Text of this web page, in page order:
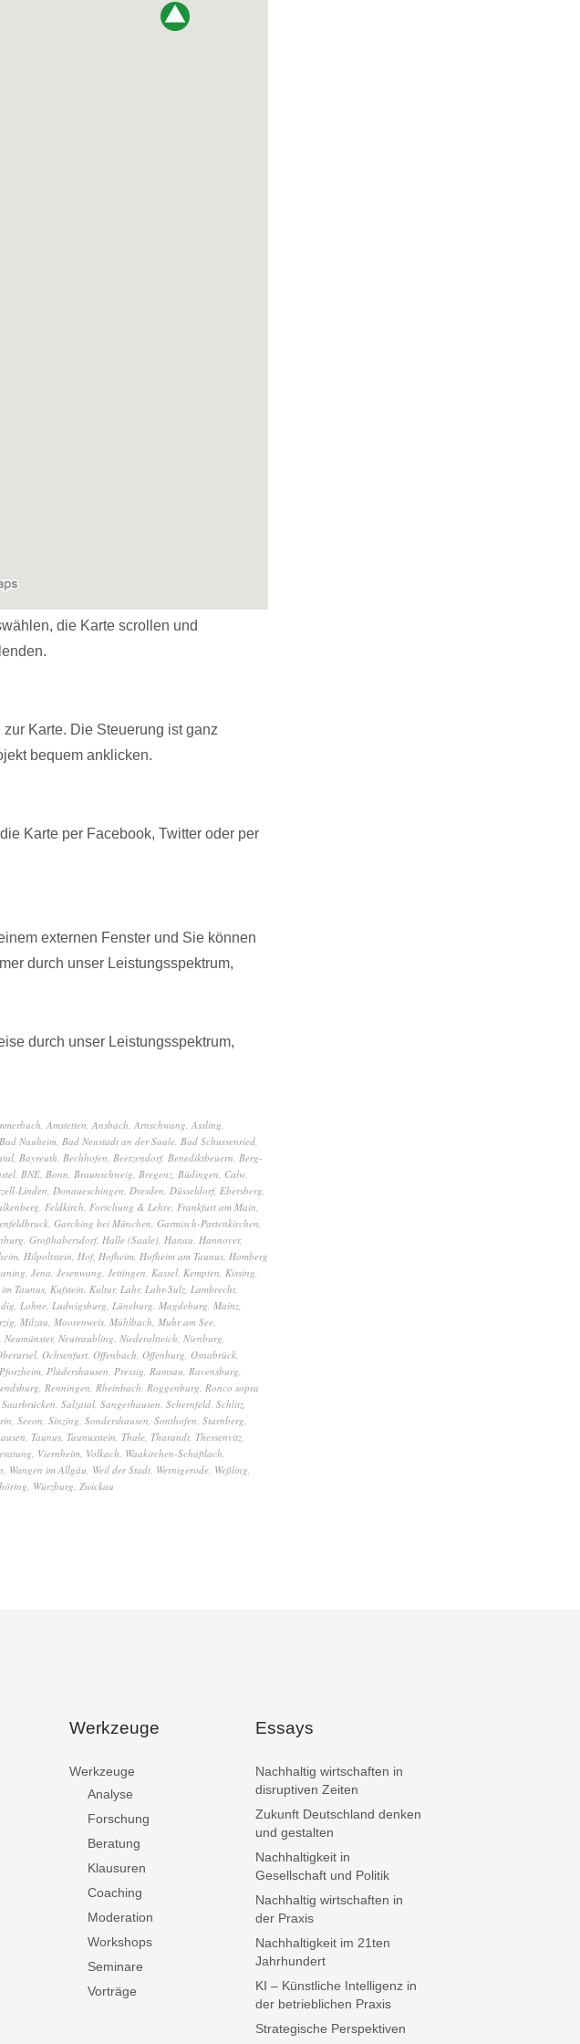
die Karte scrollen und
Karte. Die Steuerung ist ganz
bequem anklicken.
Karte per Facebook, Twitter oder per
externen Fenster und Sie können
durch unser Leistungsspektrum,
durch unser Leistungsspektrum,
, Amstetten, Ansbach, Arnschwang, Assling,
Bad Nauheim, Bad Neustadt an der Saale, Bad Schussenried,
, Bayreuth, Bechhofen, Beetzendorf, Benediktbeuern, Berg-
, BNE, Bonn, Braunschweig, Bregenz, Büdingen, Calw,
Linden, Donaueschingen, Dresden, Düsseldorf, Ebersberg,
, Feldkirch, Forschung & Lehre, Frankfurt am Main,
, Garching bei München, Garmisch-Partenkirchen,
, Großhabersdorf, Halle (Saale), Hanau, Hannover,
, Hilpoltstein, Hof, Hofheim, Hofheim am Taunus, Homberg
, Jena, Jesenwang, Jettingen, Kassel, Kempten, Kissing,
Taunus, Kufstein, Kultur, Lahr, Lahr-Sulz, Lambrecht,
, Lohne, Ludwigsburg, Lüneburg, Magdeburg, Mainz,
, Milzau, Moorenweis, Mühlbach, Muhr am See,
, Neumünster, Neutraubling, Niederaltteich, Nienburg,
, Ochsenfurt, Offenbach, Offenburg, Osnabrück,
Pforzheim, Plüdershausen, Pressig, Ramsau, Ravensburg,
, Renningen, Rheinbach, Roggenburg, Ronco sopra
Saarbrücken, Salzatal, Sangerhausen, Schernfeld, Schlitz,
, Seeon, Sinzing, Sondershausen, Sonthofen, Starnberg,
, Taunus, Taunusstein, Thale, Tharandt, Thessenvitz,
, Viernheim, Volkach, Waakirchen-Schaftlach,
, Wangen im Allgäu, Weil der Stadt, Wernigerode, Weßling,
, Würzburg, Zwickau
Werkzeuge
Werkzeuge
Analyse
Forschung
Beratung
Klausuren
Coaching
Moderation
Workshops
Seminare
Vorträge
Essays
Nachhaltig wirtschaften in
disruptiven Zeiten
Zukunft Deutschland denken
und gestalten
Nachhaltigkeit in
Gesellschaft und Politik
Nachhaltig wirtschaften in
der Praxis
Nachhaltigkeit im 21ten
Jahrhundert
KI – Künstliche Intelligenz in
der betrieblichen Praxis
Strategische Perspektiven